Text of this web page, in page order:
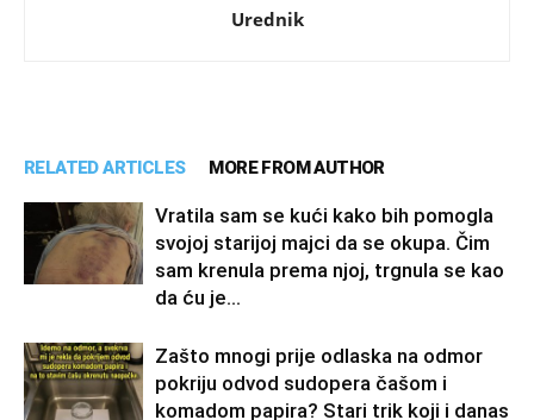
Urednik
RELATED ARTICLES MORE FROM AUTHOR
Vratila sam se kući kako bih pomogla
svojoj starijoj majci da se okupa. Čim
sam krenula prema njoj, trgnula se kao
da ću je...
Zašto mnogi prije odlaska na odmor
pokriju odvod sudopera čašom i
komadom papira? Stari trik koji i danas